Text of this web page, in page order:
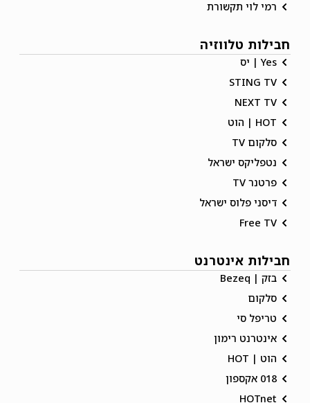
רמי לוי תקשורת
חבילות טלווזיה
Yes | יס
STING TV
NEXT TV
HOT | הוט
סלקום TV
נטפליקס ישראל
פרטנר TV
דיסני פלוס ישראל
Free TV
חבילות אינטרנט
בזק | Bezeq
סלקום
טריפל סי
אינטרנט רימון
הוט | HOT
018 אקספון
HOTnet